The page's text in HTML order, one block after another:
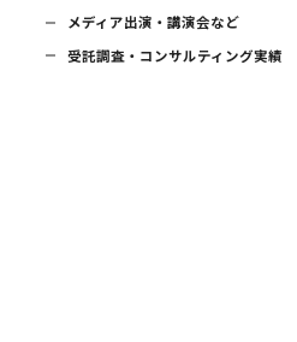
メディア出演・講演会など
受託調査・コンサルティング実績